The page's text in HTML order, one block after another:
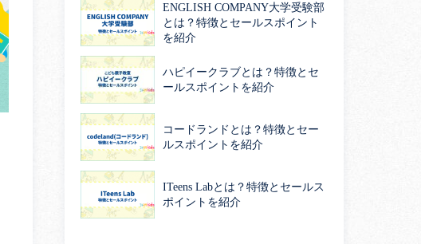
ENGLISH COMPANY大学受験部
とは？特徴とセールスポイント
を紹介
ハピイークラブとは？特徴とセ
ールスポイントを紹介
コードランドとは？特徴とセー
ルスポイントを紹介
ITeens Labとは？特徴とセールス
ポイントを紹介